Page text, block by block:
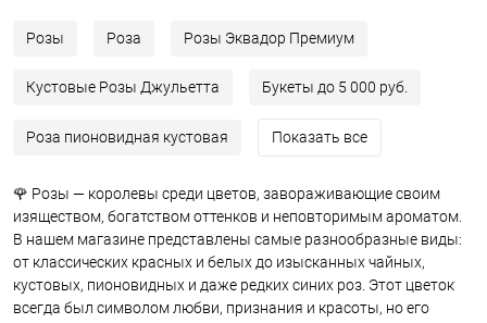
Розы Роза Розы Эквадор Премиум
Кустовые Розы Джульетта Букеты до 5 000 руб.
Роза пионовидная кустовая Показать все
🌹 Розы — королевы среди цветов, завораживающие своим
изяществом, богатством оттенков и неповторимым ароматом.
В нашем магазине представлены самые разнообразные виды:
от классических красных и белых до изысканных чайных,
кустовых, пионовидных и даже редких синих роз. Этот цветок
всегда был символом любви, признания и красоты, но его